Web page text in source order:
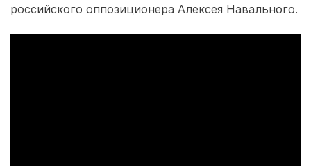
российского оппозиционера Алексея Навального.